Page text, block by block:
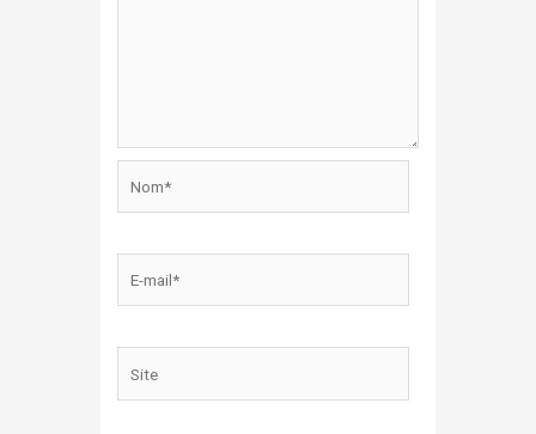
mail*